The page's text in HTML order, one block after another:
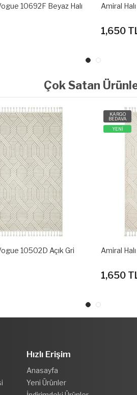
10502D Beyaz Halı Amiral
1,650
Çok Satan
10502D Bej - Multi
KARGO
BEDAVA
YENİ
Amiral
1,650
Hızlı Erişim
Anasayfa
Yeni Ürünler